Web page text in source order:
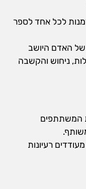
לכל אחד לספר
האדם היושב
ניחוש והקשבה
המשתתפים
רעיונות